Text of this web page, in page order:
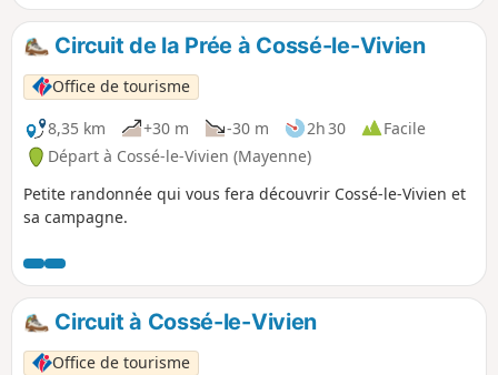
Circuit de la Prée à Cossé-le-Vivien
Office de tourisme
8,35 km
+30 m -30 m 2h 30
Facile
Départ à Cossé-le-Vivien (Mayenne)
Petite randonnée qui vous fera découvrir Cossé-le-Vivien et
sa campagne.
Circuit à Cossé-le-Vivien
Office de tourisme